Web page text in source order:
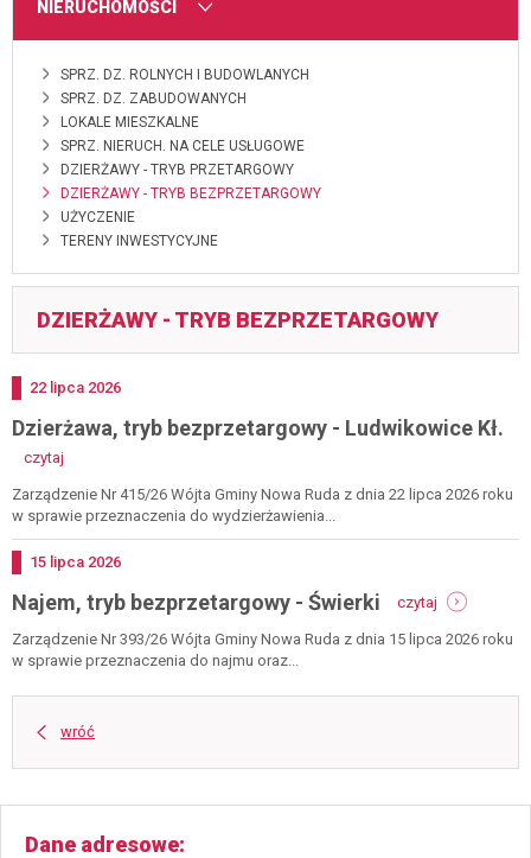
MENU
NIERUCHOMOŚCI
SPRZ. DZ. ROLNYCH I BUDOWLANYCH
SPRZ. DZ. ZABUDOWANYCH
LOKALE MIESZKALNE
SPRZ. NIERUCH. NA CELE USŁUGOWE
DZIERŻAWY - TRYB PRZETARGOWY
DZIERŻAWY - TRYB BEZPRZETARGOWY
UŻYCZENIE
TERENY INWESTYCYJNE
DZIERŻAWY - TRYB BEZPRZETARGOWY
Dodano
22 lipca 2026
Dzierżawa, tryb bezprzetargowy - Ludwikowice Kł.
czytaj
tryb
bezprzetargowy
ludwikowice
Zarządzenie Nr 415/26 Wójta Gminy Nowa Ruda z dnia 22 lipca 2026 roku
w sprawie przeznaczenia do wydzierżawienia...
Dodano
15 lipca 2026
Najem, tryb bezprzetargowy - Świerki czytaj
najem,
tryb
świerki
Zarządzenie Nr 393/26 Wójta Gminy Nowa Ruda z dnia 15 lipca 2026 roku
w sprawie przeznaczenia do najmu oraz...
wróć
Dane adresowe